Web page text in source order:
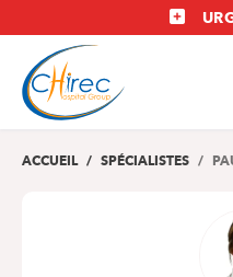
au
contenu
principal
ACCUEIL SPÉCIALISTES